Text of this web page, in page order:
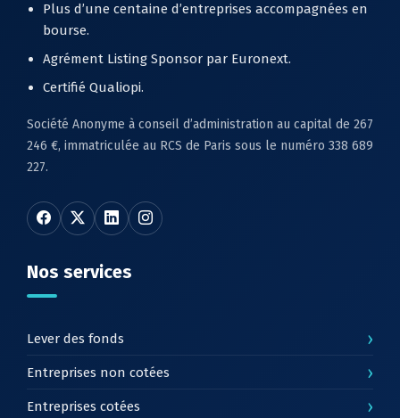
Plus d’une centaine d’entreprises accompagnées en
bourse.
Agrément Listing Sponsor par Euronext.
Certifié Qualiopi.
Société Anonyme à conseil d’administration au capital de 267
246 €, immatriculée au RCS de Paris sous le numéro 338 689
227.
Nos services
Lever des fonds ›
Entreprises non cotées ›
Entreprises cotées ›